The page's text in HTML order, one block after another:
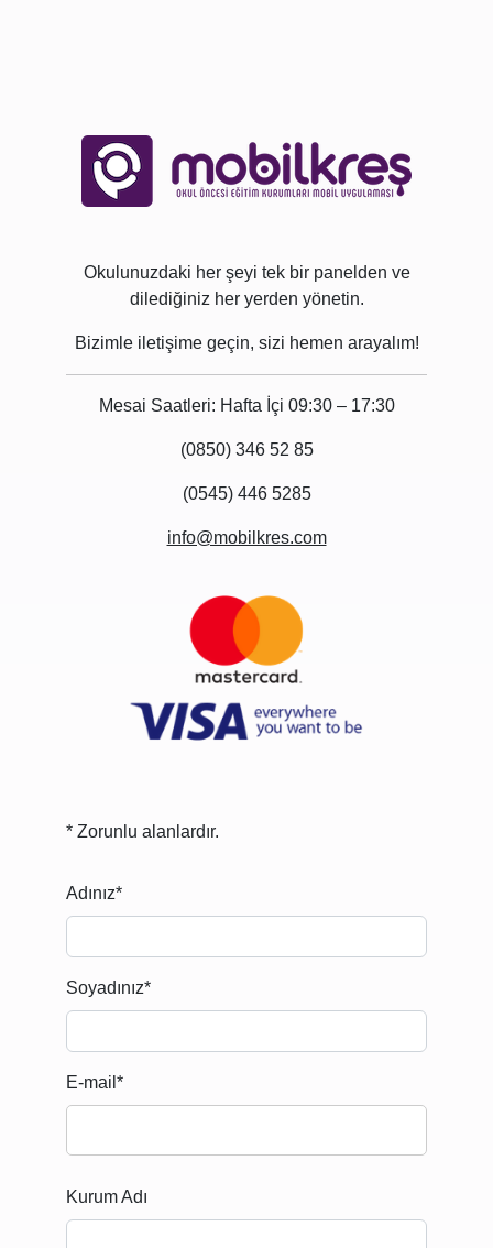
Okulunuzdaki her şeyi tek bir panelden ve
dilediğiniz her yerden yönetin.
Bizimle iletişime geçin, sizi hemen arayalım!
Mesai Saatleri: Hafta İçi 09:30 – 17:30
(0850) 346 52 85
(0545) 446 5285
info@mobilkres.com
* Zorunlu alanlardır.
Adınız*
Soyadınız*
E-mail*
Kurum Adı